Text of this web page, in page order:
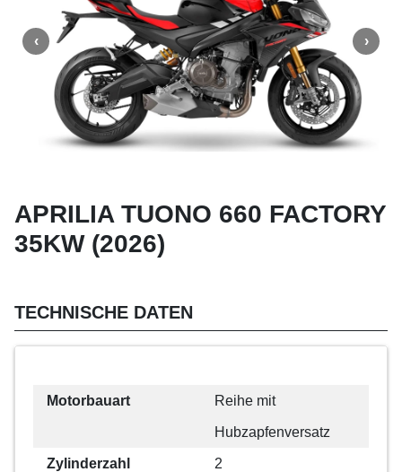
APRILIA TUONO 660 FACTORY
35KW (2026)
TECHNISCHE DATEN
Motorbauart Reihe mit
Hubzapfenversatz
Zylinderzahl 2